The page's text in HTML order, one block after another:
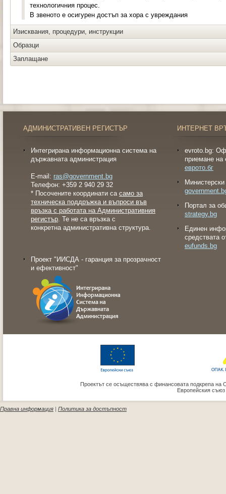
технологичния процес.
В звеното е осигурен достъп за хора с увреждания
Изисквания, процедури, инструкции
Образци
Заплащане
АДМИНИСТРАТИВЕН РЕГИСТЪР
Интегрирана информационна система на
държавната администрация
E-mail: ras@government.bg
Телефон: +359 2 940 29 32
* Посочените координати са само за
техническа поддръжка и въпроси във
връзка с работата на Административния
регистър. Те не са връзка с
конкретна административна структура.
Проект "ИИСДА - гаранция за прозрачност
и ефективност"
ИНТЕРНЕТ
evroto.bg:
приемане на
еврото.бг
Портал за
strategy.bg
Eдинен
средствата
eufunds.bg
Проектът се осъществява с финансовата подкрепа на
Европейския
Правна информация | Политика за достъпност